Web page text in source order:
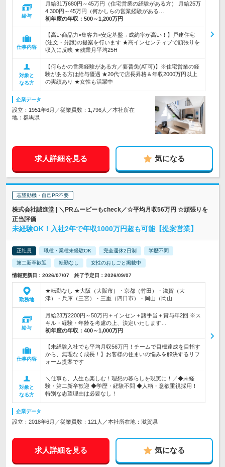
給与
月給31万680円～45万円（住宅営業の経験がある方） 月給25万
4,300円～45万円（何かしらの営業経験がある…
初年度の年収： 500～1,200万円
仕事内容
【高い商品力×集客力×安定基盤→成約率が高い！】戸建住宅
(注文・分譲)の提案を行います ★高インセンティブで頑張りを
収入に反映 ★残業月平均25H
対象と
なる方
【何らかの営業経験がある方／要普免(AT可)】※住宅営業の経
験がある方は給与優遇 ★20代で店長昇格＆年収2000万円以上
の実績あり ★女性も活躍中
企業データ
設立：1951年6月／従業員数：1,796人／本社所在
地：群馬県
求人詳細を見る 気になる
志望動機・自己PR不要
株式会社誠進堂 | ＼PRムービーもcheck／☆平均月収56万円 ☆頑張りを
正当評価
未経験OK！入社2年で年収1000万円超も可能【提案営業】
正社員 職種・業種未経験OK 完全週休2日制 学歴不問
第二新卒歓迎 転勤なし 女性のおしごと掲載中
情報更新日：2026/07/07 終了予定日：2026/09/07
勤務地
★転勤なし ★大阪（大阪市）・京都（竹田）・滋賀（大
津）・兵庫（三宮）・三重（四日市）・岡山（岡山…
給与
月給23万2200円～50万円＋インセン＋諸手当＋賞与年2回 ※ス
キル・経験・年齢を考慮の上、決定いたします…
初年度の年収： 400～1,000万円
仕事内容
【未経験入社でも平均月収56万円！チームで目標達成を目指す
から、無理なく成長！】お客様の住まいの悩みを解決するリフ
ォーム提案です
対象と
なる方
＼仕事も、人生も楽しむ！理想の暮らしを現実に！／◆未経
験・第二新卒歓迎 ◆学歴・経験不問 ◆人柄・意欲重視採用！
特別な志望理由は必要なし！
企業データ
設立：2018年6月／従業員数：121人／本社所在地：滋賀県
求人詳細を見る 気になる